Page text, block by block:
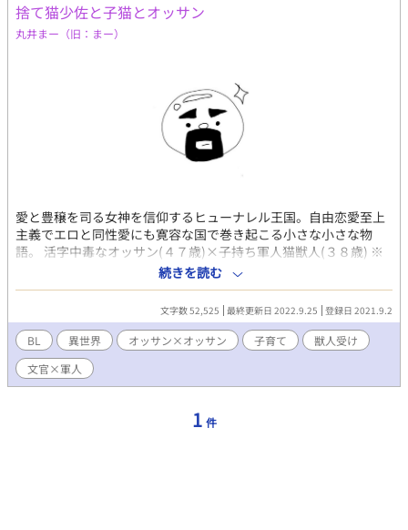
捨て猫少佐と子猫とオッサン
丸井まー（旧：まー）
愛と豊穣を司る女神を信仰するヒューナレル王国。自由恋愛至上
主義でエロと同性愛にも寛容な国で巻き起こる小さな小さな物
語。 活字中毒なオッサン(４７歳)×子持ち軍人猫獣人(３８歳) ※
猫頭のもふもふボディな獣人です。ふんわり設定です。エロは予
告なしです。よろしくお願いいたします。
続きを読む
文字数 52,525 最終更新日 2022.9.25 登録日 2021.9.2
BL 異世界 オッサン×オッサン 子育て
獣人受け
文官×軍人
1 件